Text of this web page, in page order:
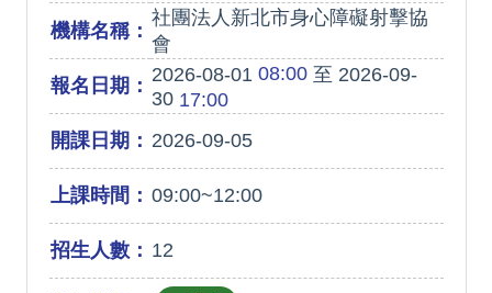
機構名稱：
社團法人新北市身心障礙射擊協
會
報名日期： 2026-08-01 08:00至 2026-09-
3017:00
開課日期： 2026-09-05
上課時間： 09:00~12:00
招生人數： 12